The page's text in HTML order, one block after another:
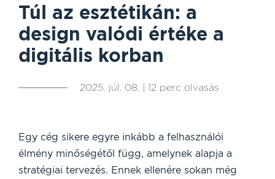
Túl az esztétikán: a
design valódi értéke a
digitális korban
2025. júl. 08. | 12 perc olvasás
Egy cég sikere egyre inkább a felhasználói
élmény minőségétől függ, amelynek alapja a
stratégiai tervezés. Ennek ellenére sokan még